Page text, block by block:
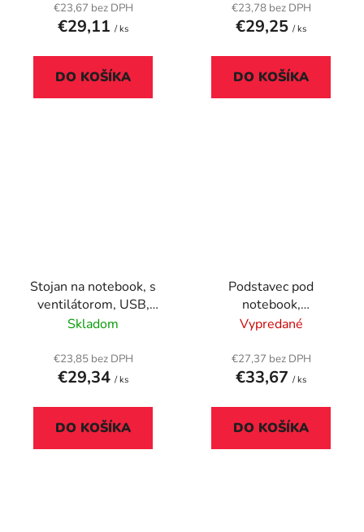
€23,67 bez DPH
€29,11 / ks
DO KOŠÍKA
€23,78 bez DPH
€29,25 / ks
DO KOŠÍKA
Stojan na notebook, s
ventilátorom, USB,
TRUST "Cyclone"
Skladom
€23,85 bez DPH
€29,34 / ks
DO KOŠÍKA
Podstavec pod
notebook,
KENSINGTON "SmartFit
Vypredané
€27,37 bez DPH
€33,67 / ks
DO KOŠÍKA